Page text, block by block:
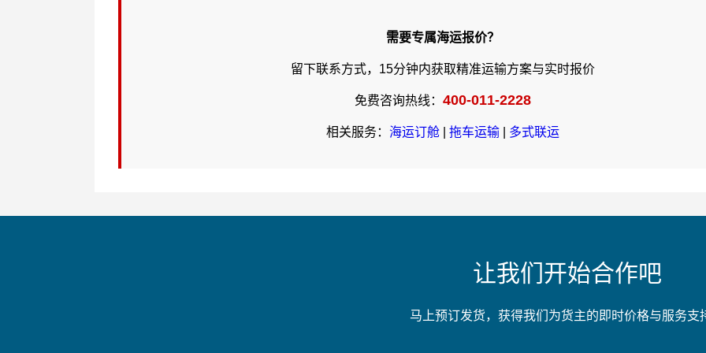
需要专属海运报价？
留下联系方式，15分钟内获取精准运输方案与实时报价
免费咨询热线： 400-011-2228
相关服务： 海运订舱 拖车运输 多式联运
让我们开始合作吧
马上预订发货，获得我们为货主的即时价格与服务支